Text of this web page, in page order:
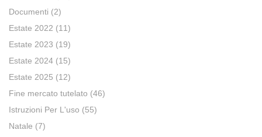
Documenti (2)
Estate 2022 (11)
Estate 2023 (19)
Estate 2024 (15)
Estate 2025 (12)
Fine mercato tutelato (46)
Istruzioni Per L'uso (55)
Natale (7)